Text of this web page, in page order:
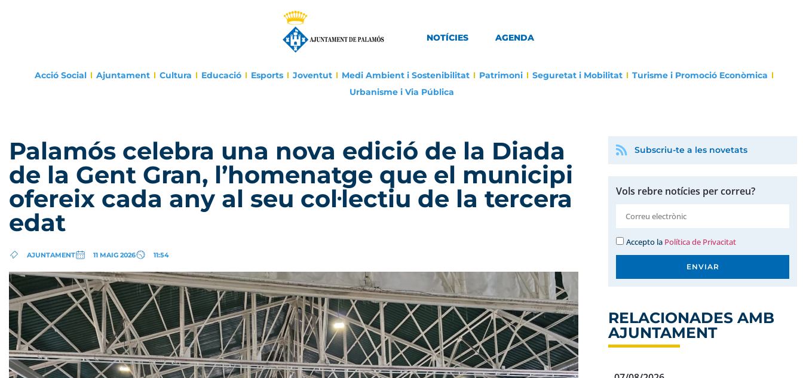
NOTÍCIES AGENDA
Acció Social Ajuntament Cultura Educació Esports Joventut Medi Ambient i Sostenibilitat Patrimoni Seguretat i Mobilitat
Turisme i Promoció Econòmica
Urbanisme i Via Pública
Palamós celebra una nova edició de la Diada
de la Gent Gran, l’homenatge que el municipi
ofereix cada any al seu col·lectiu de la tercera
edat
AJUNTAMENT 11 MAIG 2026 11:54
Subscriu-te a les novetats
Vols rebre notícies per correu?
Accepto la Política de Privacitat
ENVIAR
RELACIONADES AMB
AJUNTAMENT